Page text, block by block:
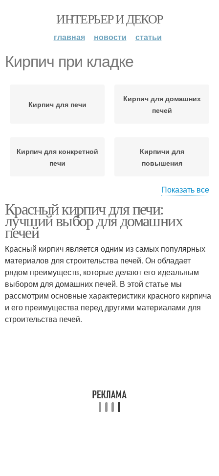
ИНТЕРЬЕР И ДЕКОР
главная новости статьи
Кирпич при кладке
Кирпич для печи
Кирпич для домашних
печей
Кирпич для конкретной
печи
Кирпичи для
повышения
Кирпич для кладки Силикатный кирпич
Кирпич для того
Показать все
Красный кирпич для печи:
лучший выбор для домашних
печей
Красный кирпич является одним из самых популярных
материалов для строительства печей. Он обладает
рядом преимуществ, которые делают его идеальным
выбором для домашних печей. В этой статье мы
рассмотрим основные характеристики красного кирпича
и его преимущества перед другими материалами для
строительства печей.